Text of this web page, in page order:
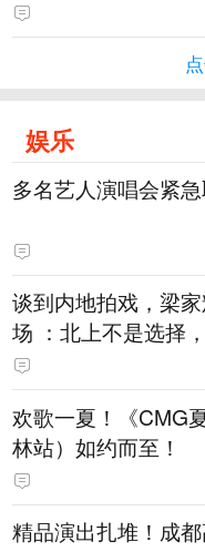
娱乐
多名艺人演唱会紧
谈到内地拍戏，梁
场 ：北上不是选择
欢歌一夏！《CMG
林站）如约而至！
精品演出扎堆！成